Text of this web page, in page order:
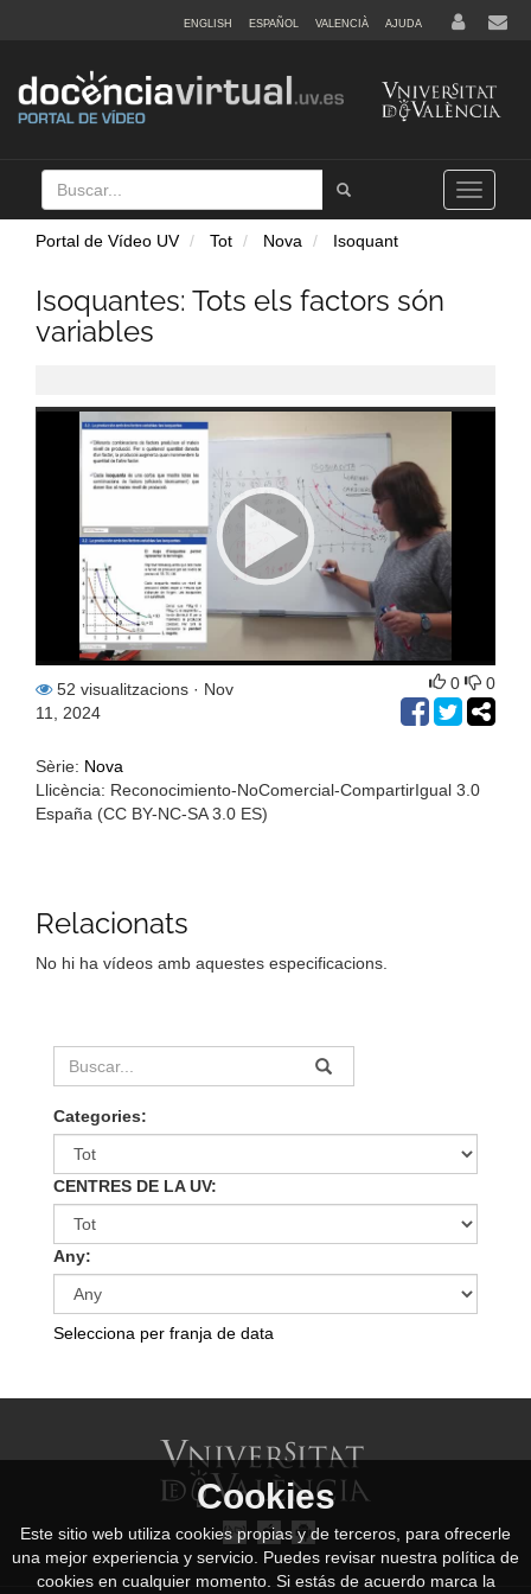
ENGLISH ESPAÑOL VALENCIÀ AJUDA
Buscar
Tramet
Toggle
navigation
Portal de Vídeo UV Tot Nova Isoquant
Isoquantes: Tots els factors són
variables
52 visualitzacions · Nov
11, 2024
0 0
Sèrie: Nova
Llicència: Reconocimiento-NoComercial-CompartirIgual 3.0
España (CC BY-NC-SA 3.0 ES)
Relacionats
No hi ha vídeos amb aquestes especificacions.
Categories:
CENTRES DE LA UV:
Any:
Selecciona per franja de data
Cookies
Este sitio web utiliza cookies propias y de terceros, para ofrecerle
una mejor experiencia y servicio. Puedes revisar nuestra política de
cookies en cualquier momento. Si estás de acuerdo marca la